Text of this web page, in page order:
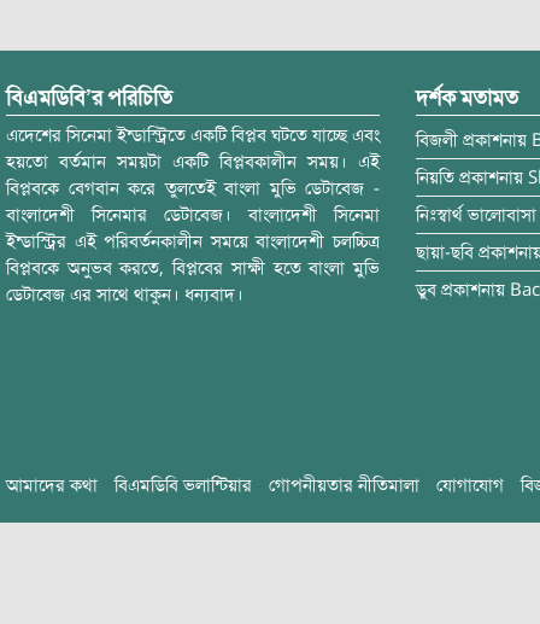
বিএমডিবি’র পরিচিতি
এদেশের সিনেমা ইন্ডাস্ট্রিতে একটি বিপ্লব ঘটতে যাচ্ছে এবং
হয়তো বর্তমান সময়টা একটি বিপ্লবকালীন সময়। এই
বিপ্লবকে বেগবান করে তুলতেই বাংলা মুভি ডেটাবেজ -
বাংলাদেশী সিনেমার ডেটাবেজ। বাংলাদেশী সিনেমা
ইন্ডাস্ট্রির এই পরিবর্তনকালীন সময়ে বাংলাদেশী চলচ্চিত্র
বিপ্লবকে অনুভব করতে, বিপ্লবের সাক্ষী হতে বাংলা মুভি
ডেটাবেজ এর সাথে থাকুন। ধন্যবাদ।
দর্শক মতামত
বিজলী প্রকাশনায়
নিয়তি প্রকাশনায়
নিঃস্বার্থ ভালোবাসা
ছায়া-ছবি
ডুব প্রকাশনায়
আমাদের কথা বিএমডিবি ভলান্টিয়ার গোপনীয়তার নীতিমালা যোগাযোগ